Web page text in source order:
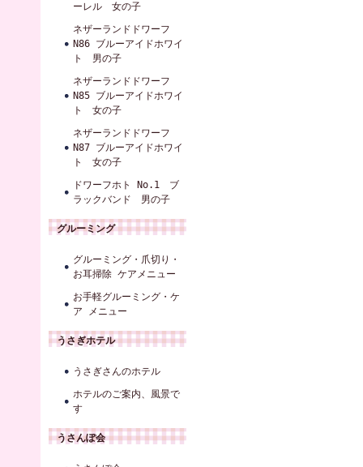
ーレル 女の子
ネザーランドドワーフ
N86 ブルーアイドホワイ
ト 男の子
ネザーランドドワーフ
N85 ブルーアイドホワイ
ト 女の子
ネザーランドドワーフ
N87 ブルーアイドホワイ
ト 女の子
ドワーフホト No.1 ブ
ラックバンド 男の子
グルーミング
グルーミング・爪切り・
お耳掃除 ケアメニュー
お手軽グルーミング・ケ
ア メニュー
うさぎホテル
うさぎさんのホテル
ホテルのご案内、風景で
す
うさんぽ会